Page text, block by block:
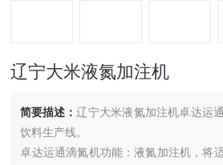
辽宁大米液氮加注机
简要描述：辽宁大米液氮加注机卓达运
饮料生产线。
卓达运通滴氮机功能：液氮加注机，将